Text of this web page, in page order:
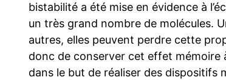
bistabilité a été mise en évidence à
un très grand nombre de molécules.
autres, elles peuvent perdre cette
donc de conserver cet effet mémoire
dans le but de réaliser des dispositifs